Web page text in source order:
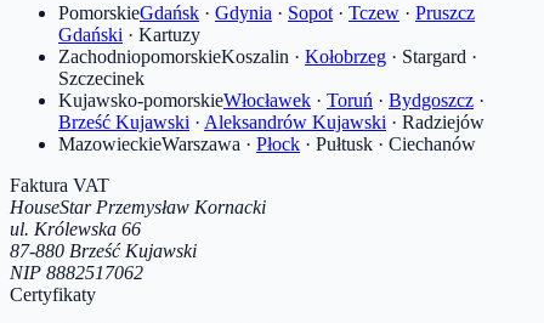
PomorskieGdańsk · Gdynia · Sopot · Tczew · Pruszcz
Gdański · Kartuzy
ZachodniopomorskieKoszalin · Kołobrzeg · Stargard ·
Szczecinek
Kujawsko-pomorskieWłocławek · Toruń · Bydgoszcz ·
Brześć Kujawski · Aleksandrów Kujawski · Radziejów
MazowieckieWarszawa · Płock · Pułtusk · Ciechanów
Faktura VAT
HouseStar Przemysław Kornacki
ul. Królewska 66
87-880 Brześć Kujawski
NIP 8882517062
Certyfikaty